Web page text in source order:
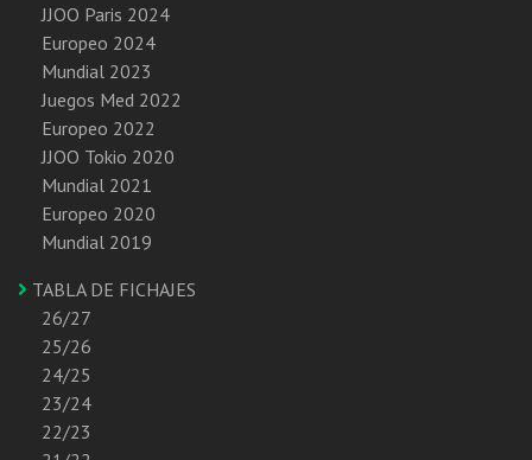
JJOO Paris 2024
Europeo 2024
Mundial 2023
Juegos Med 2022
Europeo 2022
JJOO Tokio 2020
Mundial 2021
Europeo 2020
Mundial 2019
TABLA DE FICHAJES
26/27
25/26
24/25
23/24
22/23